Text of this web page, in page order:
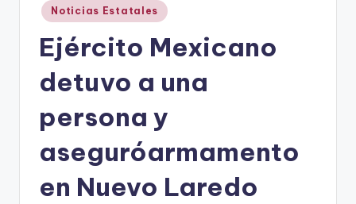
Publicado
en
Noticias Estatales
Ejército Mexicano
detuvo a una
persona y
aseguróarmamento
en Nuevo Laredo